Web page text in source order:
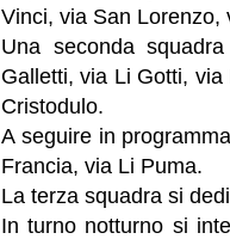
Vinci, via San Lorenzo,
Una seconda
Galletti, via Li Gotti,
Cristodulo.
A seguire in
Francia, via Li Puma.
La terza squadra si
In turno notturno si